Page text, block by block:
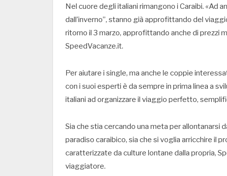
Nel cuore degli italiani rimangono i Caraibi. «Ad
dall’inverno”, stanno già approfittando del
ritorno il 3 marzo, approfittando anche di prezzi
SpeedVacanze.it.
Per aiutare i single, ma anche le coppie
con i suoi esperti è da sempre in prima linea a
italiani ad organizzare il viaggio perfetto,
Sia che stia cercando una meta per allontanarsi
paradiso caraibico, sia che si voglia arricchire il
caratterizzate da culture lontane dalla propria,
viaggiatore.